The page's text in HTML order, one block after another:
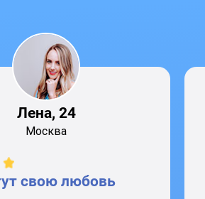
Лена, 24
Москва
свою любовь